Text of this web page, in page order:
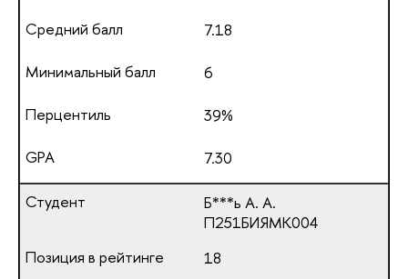
7.18
6
39%
7.30
Б***ь А. А.
П251БИЯМК004
18